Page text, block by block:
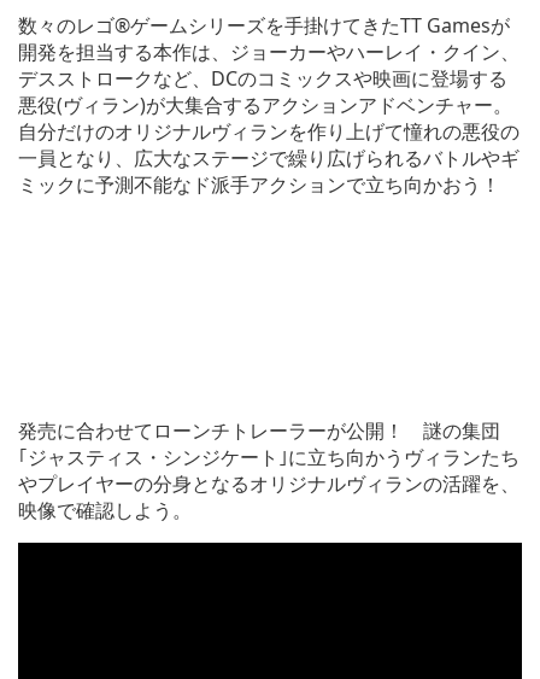
数々のレゴ®ゲームシリーズを手掛けてきたTT Gamesが
開発を担当する本作は、ジョーカーやハーレイ・クイン、
デスストロークなど、DCのコミックスや映画に登場する
悪役(ヴィラン)が大集合するアクションアドベンチャー。
自分だけのオリジナルヴィランを作り上げて憧れの悪役の
一員となり、広大なステージで繰り広げられるバトルやギ
ミックに予測不能なド派手アクションで立ち向かおう！
発売に合わせてローンチトレーラーが公開！ 謎の集団
｢ジャスティス・シンジケート｣に立ち向かうヴィランたち
やプレイヤーの分身となるオリジナルヴィランの活躍を、
映像で確認しよう。